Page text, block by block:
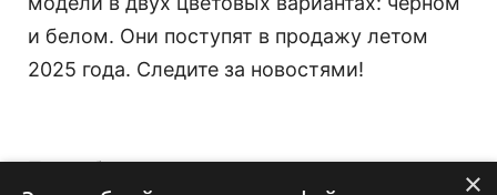
и белом. Они поступят в продажу летом
2025 года. Следите за новостями!
Подробнее:
×